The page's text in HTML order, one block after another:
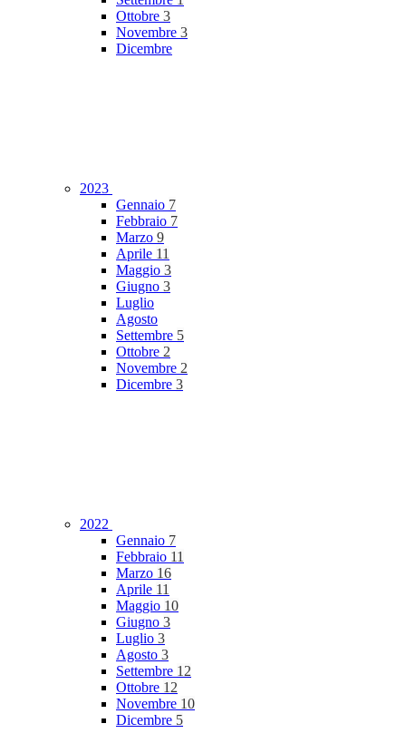
Ottobre 3
Novembre 3
Dicembre
2023
Gennaio 7
Febbraio 7
Marzo 9
Aprile 11
Maggio 3
Giugno 3
Luglio
Agosto
Settembre 5
Ottobre 2
Novembre 2
Dicembre 3
2022
Gennaio 7
Febbraio 11
Marzo 16
Aprile 11
Maggio 10
Giugno 3
Luglio 3
Agosto 3
Settembre 12
Ottobre 12
Novembre 10
Dicembre 5